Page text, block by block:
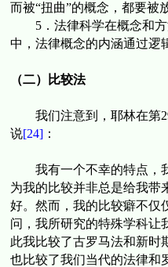
而被“扭曲”的概念，都要被
5．法律科学在概念和
中，法律概念的内涵通过逻
（二）比较法
我们注意到，耶林在第
说[24]：
我有一个不幸的特点，
为我的比较并非总是给我带
好。然而，我的比较癖不仅
问，我所研究的特殊学科让
此我比较了古罗马法和新时
也比较了我们当代的法律和